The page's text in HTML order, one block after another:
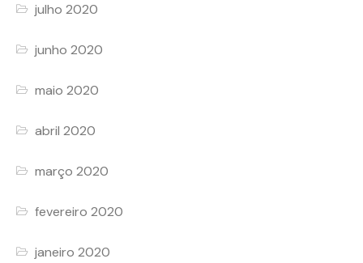
julho 2020
junho 2020
maio 2020
abril 2020
março 2020
fevereiro 2020
janeiro 2020